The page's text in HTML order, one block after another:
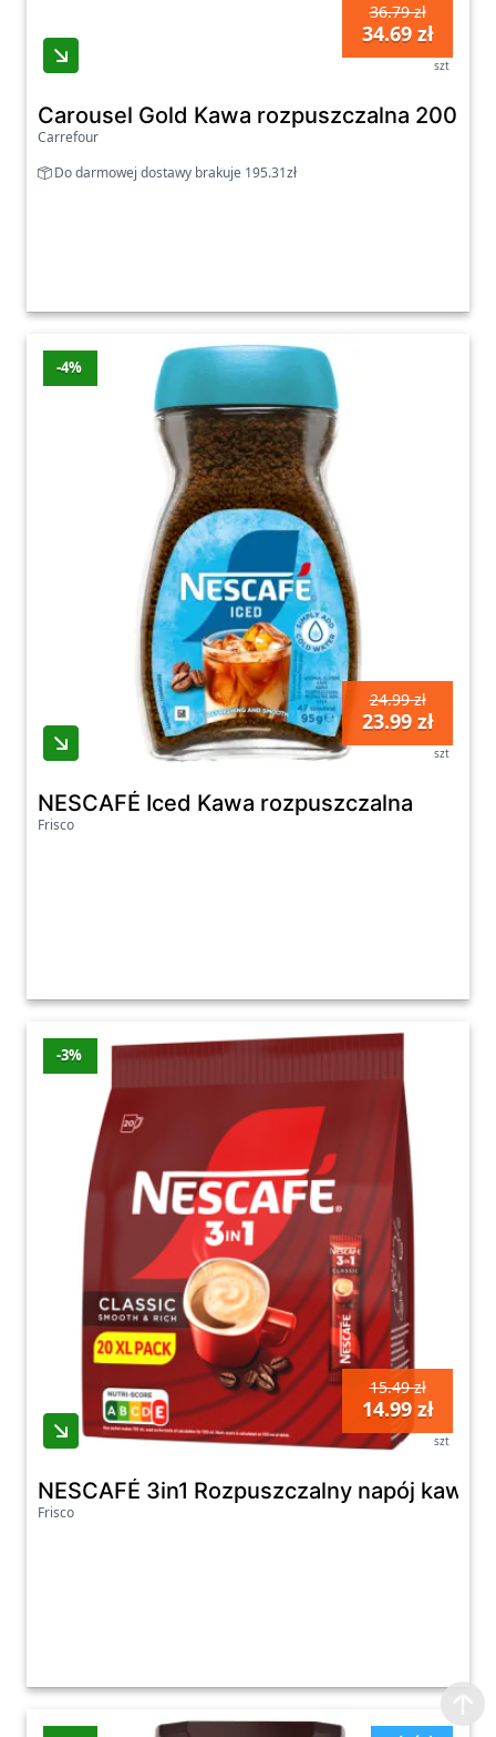
36.79 zł
34.69 zł
szt
Carousel Gold Kawa rozpuszczalna 200 g
Carrefour
Do darmowej dostawy brakuje 195.31zł
-4%
24.99 zł
23.99 zł
szt
NESCAFÉ Iced Kawa rozpuszczalna
Frisco
-3%
15.49 zł
14.99 zł
szt
NESCAFÉ 3in1 Rozpuszczalny napój
Frisco